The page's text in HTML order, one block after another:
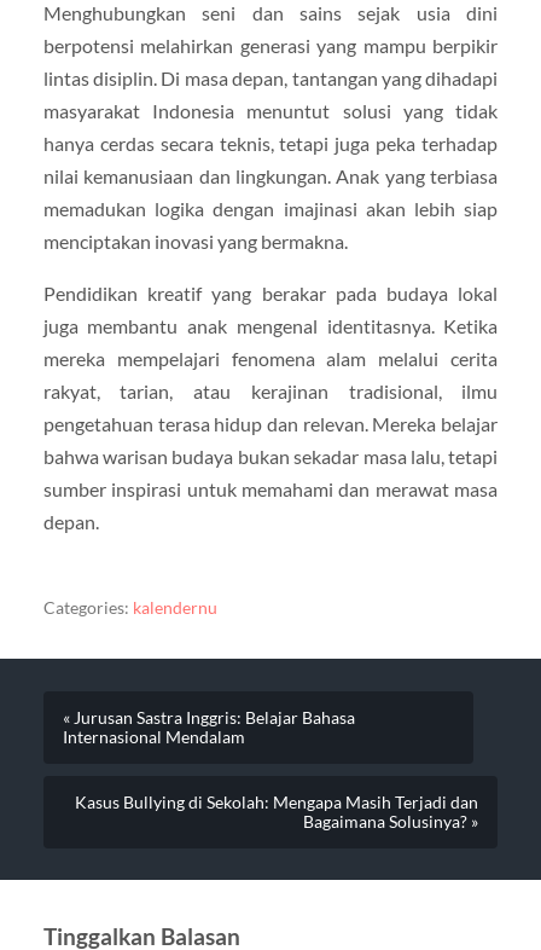
Menghubungkan seni dan sains sejak usia dini
berpotensi melahirkan generasi yang mampu berpikir
lintas disiplin. Di masa depan, tantangan yang dihadapi
masyarakat Indonesia menuntut solusi yang tidak
hanya cerdas secara teknis, tetapi juga peka terhadap
nilai kemanusiaan dan lingkungan. Anak yang terbiasa
memadukan logika dengan imajinasi akan lebih siap
menciptakan inovasi yang bermakna.
Pendidikan kreatif yang berakar pada budaya lokal
juga membantu anak mengenal identitasnya. Ketika
mereka mempelajari fenomena alam melalui cerita
rakyat, tarian, atau kerajinan tradisional, ilmu
pengetahuan terasa hidup dan relevan. Mereka belajar
bahwa warisan budaya bukan sekadar masa lalu, tetapi
sumber inspirasi untuk memahami dan merawat masa
depan.
Categories: kalendernu
« Jurusan Sastra Inggris: Belajar Bahasa
Internasional Mendalam
Kasus Bullying di Sekolah: Mengapa Masih Terjadi dan
Bagaimana Solusinya? »
Tinggalkan Balasan